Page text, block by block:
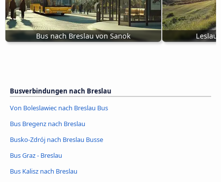
Bus nach Breslau von Sanok Leslau
Busverbindungen nach Breslau
Von Boleslawiec nach Breslau Bus
Bus Bregenz nach Breslau
Busko-Zdrój nach Breslau Busse
Bus Graz - Breslau
Bus Kalisz nach Breslau